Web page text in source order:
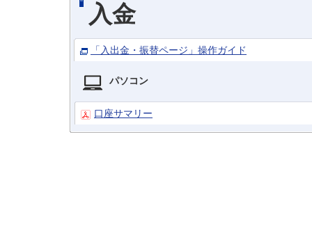
入金
「入出金・振替ページ」操作ガイド
パソコン
口座サマリー